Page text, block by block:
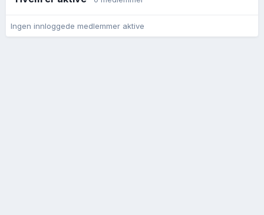
Ingen innloggede medlemmer aktive